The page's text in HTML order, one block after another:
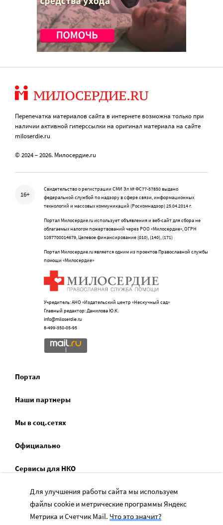
Перепечатка материалов сайта в интернете возможна только при
наличии активной гиперссылки на оригинал материала на сайте
miloserdie.ru
© 2024 – 2026. Милосердие.ru
16+
Свидетельство о регистрации СМИ Эл № ФС77-57850 выдано
федеральной службой по надзору в сфере связи, информационных
технологий и массовых коммуникаций (Роскомнадзор) 25.04.2014 г.
Портал Милосердие.ru использует объявления и веб-сайт для сбора не
облагаемых налогом пожертвований через РОО «Милосердие», ОГРН
1057700014679, Целевое финансирование (010), (140), (171)
Портал Милосердие.ru является одним из проектов Православной службы
помощи «Милосердие»
Учредитель: АНО «Издательский центр «Нескучный сад»
Главный редактор: Данилова Ю.К.
info@miloserdie.ru
8-499-350-05-95
Портал
Наши партнеры
Мы в соц.сетях
Официально
Сервисы для НКО
Спецпроекты
Социальное служение
Для улучшения работы сайта мы используем
файлы cookie и метрические программы Яндекс
Метрика и Счетчик Mail. Что это значит?